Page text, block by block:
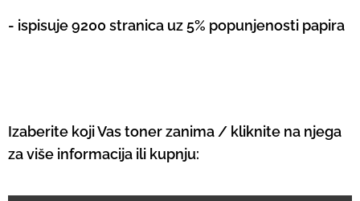
- ispisuje 9200 stranica uz 5% popunjenosti papira
Izaberite koji Vas toner zanima / kliknite na njega
za više informacija ili kupnju: